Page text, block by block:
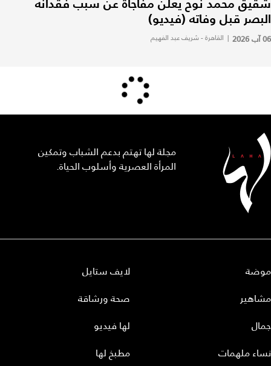
البصر قبل وفاته (فيديو)
06 آب 2026 | القاهرة - شريف عبد الفهيم
مجلة لها تهتم بدعم الشباب وتمكين
المرأة العصرية وأسلوب الحياة.
موضة
مشاهير
جمال
نساء ملهمات
لايف ستايل
صحة ورشاقة
لها فيديو
مطبخ لها